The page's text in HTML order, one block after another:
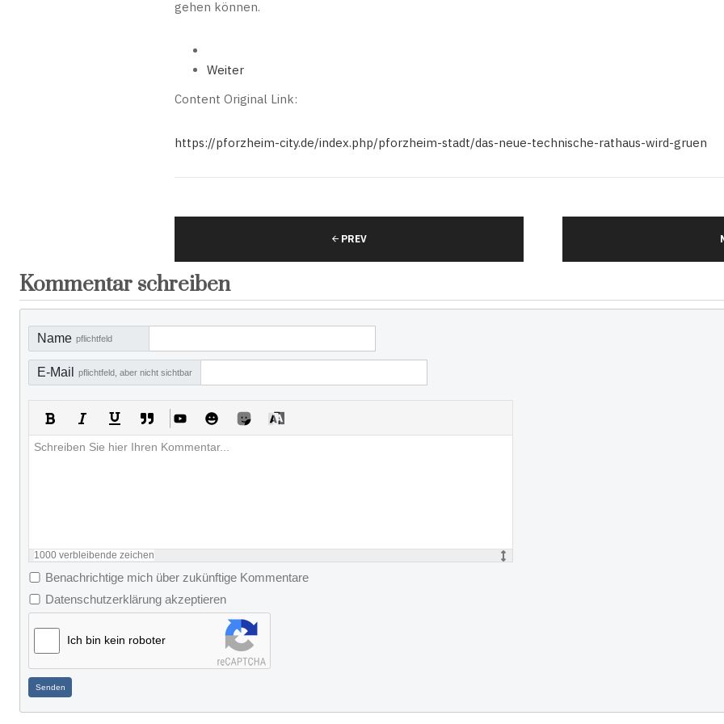
gehen können.
Weiter
Content Original Link:
https://pforzheim-city.de/index.php/pforzheim-stadt/das-neue-technische-rathaus-wird-gruen
PREV
Kommentar schreiben
Name pflichtfeld
E-Mail pflichtfeld, aber nicht sichtbar
1000 verbleibende zeichen
Benachrichtige mich über zukünftige Kommentare
Datenschutzerklärung akzeptieren
Ich bin kein roboter
Senden